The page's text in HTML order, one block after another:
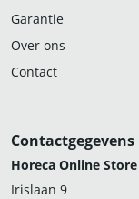
Garantie
Over ons
Contact
Contactgegevens
Horeca Online Store
Irislaan 9